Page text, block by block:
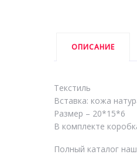
ОПИСАНИЕ
Текстиль
Вставка: кожа
Размер – 20*15*6
В комплекте
Полный каталог